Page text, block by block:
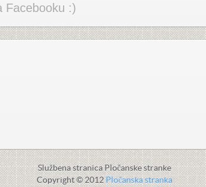
Facebooku :)
Službena stranica Pločanske stranke
Copyright © 2012Pločanska stranka